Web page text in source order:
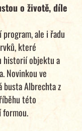
o životě, díle
ale i řadu
které
historií objektu a
Novinkou ve
busta Albrechta z
této
formou.